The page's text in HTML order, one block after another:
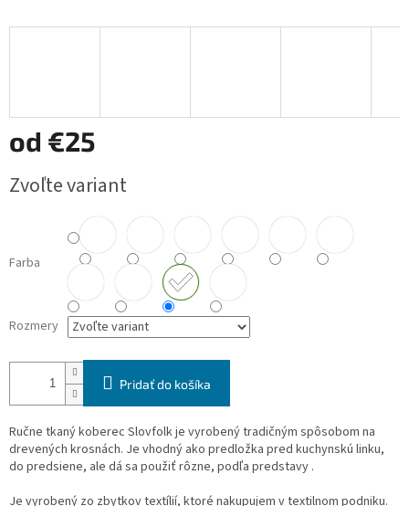
od €25
cena:
Zvoľte variant
Farba
Rozmery
Pridať do košíka
Ručne tkaný koberec Slovfolk je vyrobený tradičným spôsobom na
drevených krosnách. Je vhodný ako predložka pred kuchynskú linku,
do predsiene, ale dá sa použiť rôzne, podľa predstavy .
Je vyrobený zo zbytkov textílií, ktoré nakupujem v textilnom podniku.